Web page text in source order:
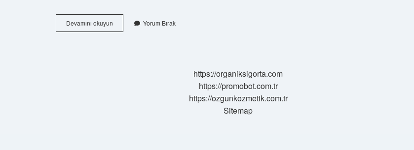
Devamını okuyun
Muhal
Yorum Bırak
https://organiksigorta.com
https://promobot.com.tr
https://ozgunkozmetik.com.tr
Sitemap